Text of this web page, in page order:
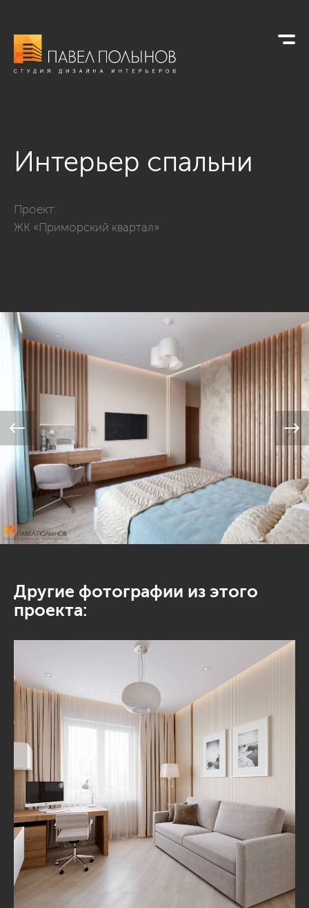
Интерьер спальни
Проект:
ЖК «Приморский квартал»
Другие фотографии из этого
проекта: